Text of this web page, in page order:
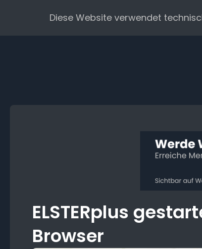
Diese Website verwendet
ELSTERplus
Browser